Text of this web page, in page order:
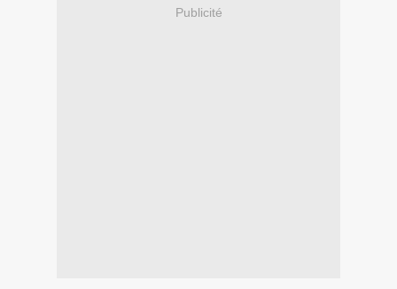
Publicité